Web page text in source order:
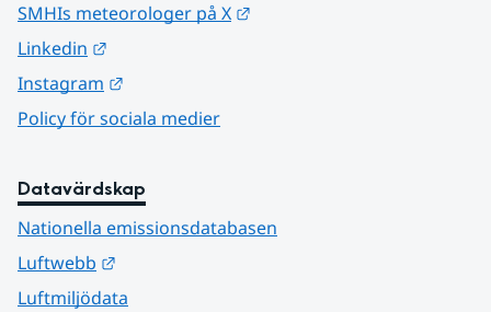
SMHIs meteorologer på X
Linkedin
Instagram
Policy för sociala medier
Datavärdskap
Nationella emissionsdatabasen
Luftwebb
Luftmiljödata